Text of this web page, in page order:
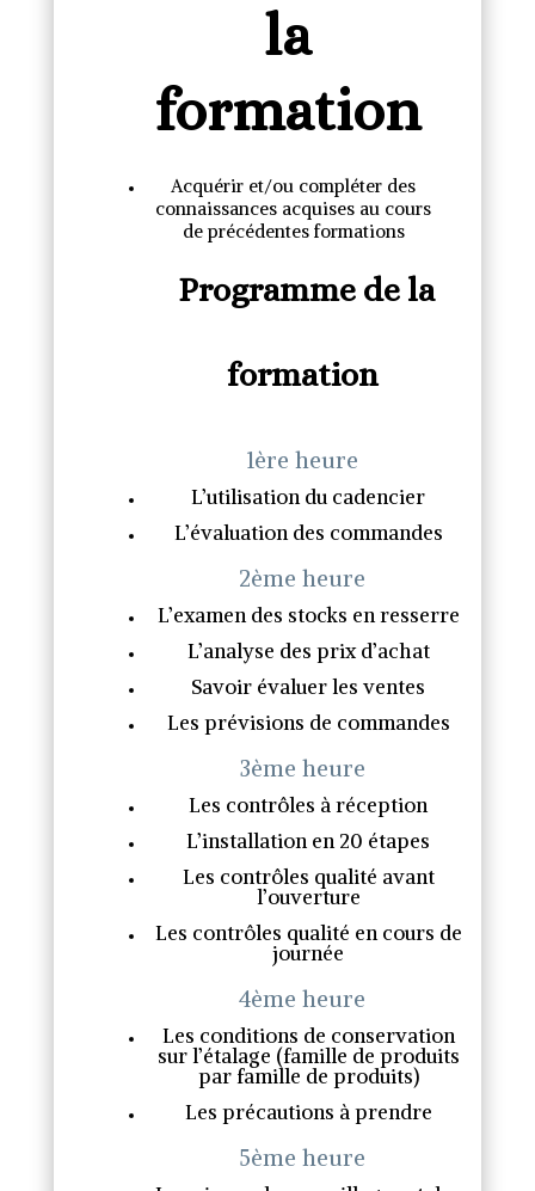
la
formation
Acquérir et/ou compléter des
connaissances acquises au cours
de précédentes formations
Programme de la
formation
1ère heure
L’utilisation du cadencier
L’évaluation des commandes
2ème heure
L’examen des stocks en resserre
L’analyse des prix d’achat
Savoir évaluer les ventes
Les prévisions de commandes
3ème heure
Les contrôles à réception
L’installation en 20 étapes
Les contrôles qualité avant
l’ouverture
Les contrôles qualité en cours de
journée
4ème heure
Les conditions de conservation
sur l’étalage (famille de produits
par famille de produits)
Les précautions à prendre
5ème heure